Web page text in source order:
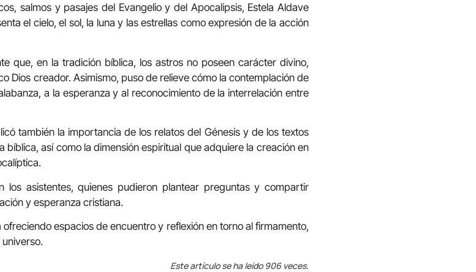
salmos y pasajes del Evangelio y del Apocalipsis, Estela Aldave
el cielo, el sol, la luna y las estrellas como expresión de la acción
que, en la tradición bíblica, los astros no poseen carácter divino,
Dios creador. Asimismo, puso de relieve cómo la contemplación de
a la esperanza y al reconocimiento de la interrelación entre
también la importancia de los relatos del Génesis y de los textos
así como la dimensión espiritual que adquiere la creación en
los asistentes, quienes pudieron plantear preguntas y compartir
y esperanza cristiana.
espacios de encuentro y reflexión en torno al firmamento,
Este artículo se ha leído 906 veces.